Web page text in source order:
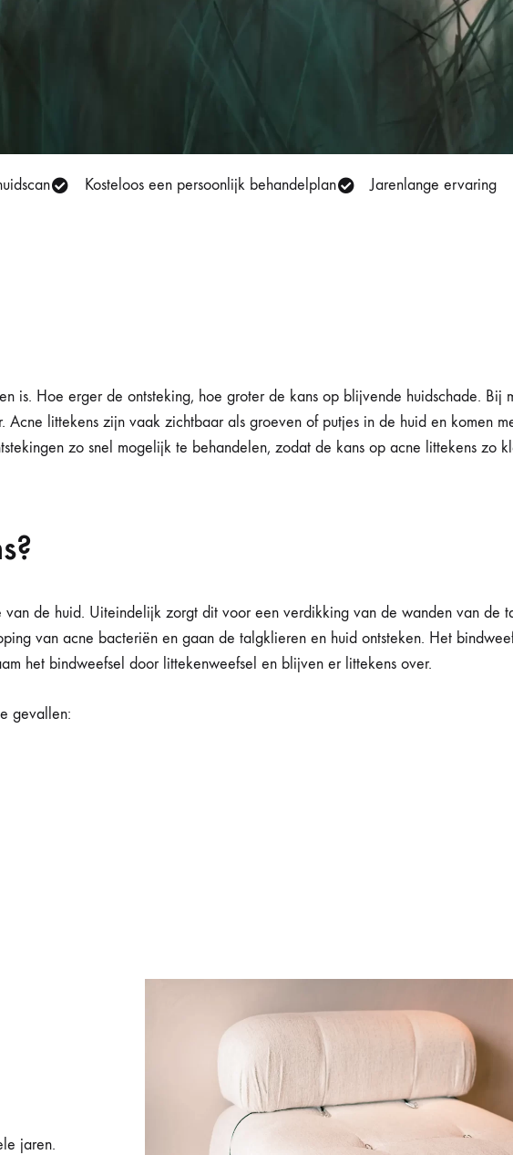
Kosteloos een persoonlijk behandelplan Jarenlange ervaring
is. Hoe erger de ontsteking, hoe groter de kans op blijvende huidschade. Bij
littekens zijn vaak zichtbaar als groeven of putjes in de huid en komen
zo snel mogelijk te behandelen, zodat de kans op acne littekens zo
de huid. Uiteindelijk zorgt dit voor een verdikking van de wanden van de
van acne bacteriën en gaan de talgklieren en huid ontsteken. Het
het bindweefsel door littekenweefsel en blijven er littekens over.
gevallen:
jaren.